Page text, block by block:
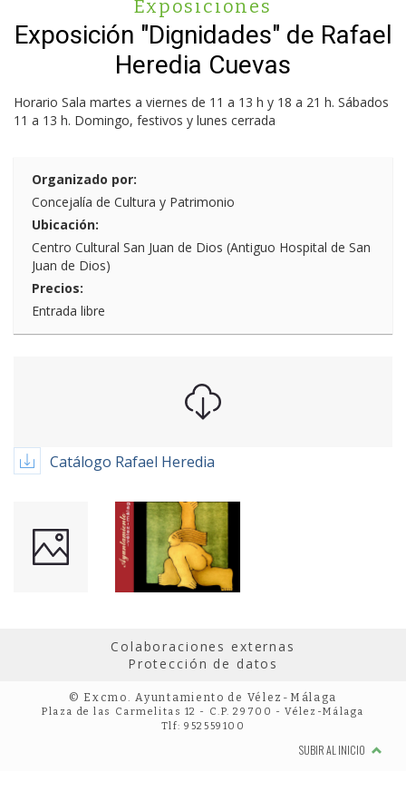
Exposiciones
Exposición "Dignidades" de Rafael
Heredia Cuevas
Horario Sala martes a viernes de 11 a 13 h y 18 a 21 h. Sábados
11 a 13 h. Domingo, festivos y lunes cerrada
Organizado por:
Concejalía de Cultura y Patrimonio
Ubicación:
Centro Cultural San Juan de Dios (Antiguo Hospital de San
Juan de Dios)
Precios:
Entrada libre
Catálogo Rafael Heredia
Colaboraciones externas
Protección de datos
© Excmo. Ayuntamiento de Vélez-Málaga
Plaza de las Carmelitas 12 - C.P. 29700 - Vélez-Málaga
Tlf: 952559100
SUBIR AL INICIO